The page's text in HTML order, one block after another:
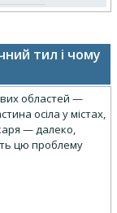
тил і чому
областей —
осіла у містах,
— далеко,
цю проблему